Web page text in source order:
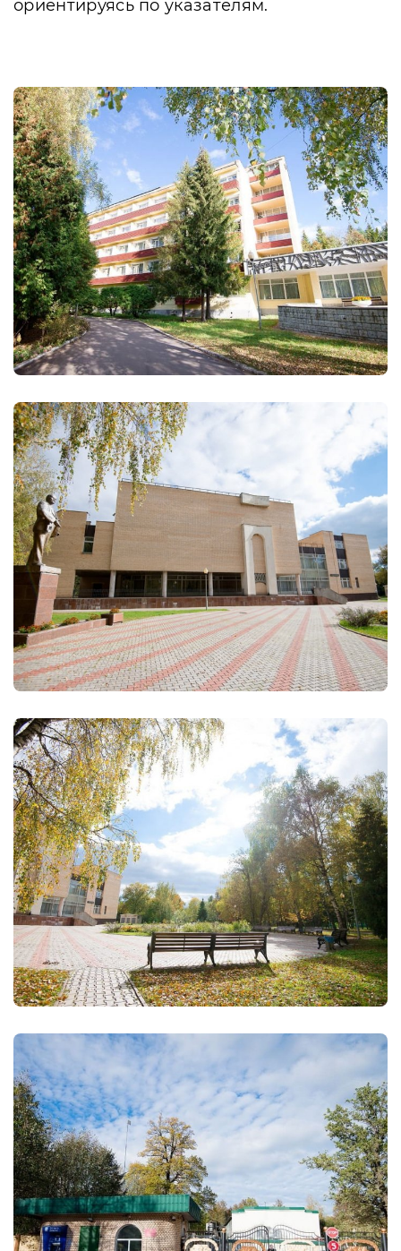
ориентируясь по указателям.